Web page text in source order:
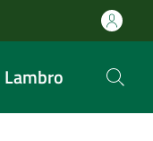
Lambro